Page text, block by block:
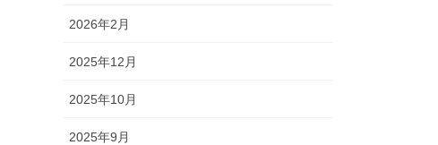
2026年2月
2025年12月
2025年10月
2025年9月